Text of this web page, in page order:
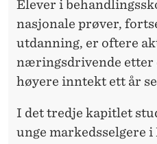
Elever i
nasjonale prøver,
utdanning, er oftere
næringsdrivende etter
høyere inntekt ett år
I det tredje kapitlet
unge markedsselgere i